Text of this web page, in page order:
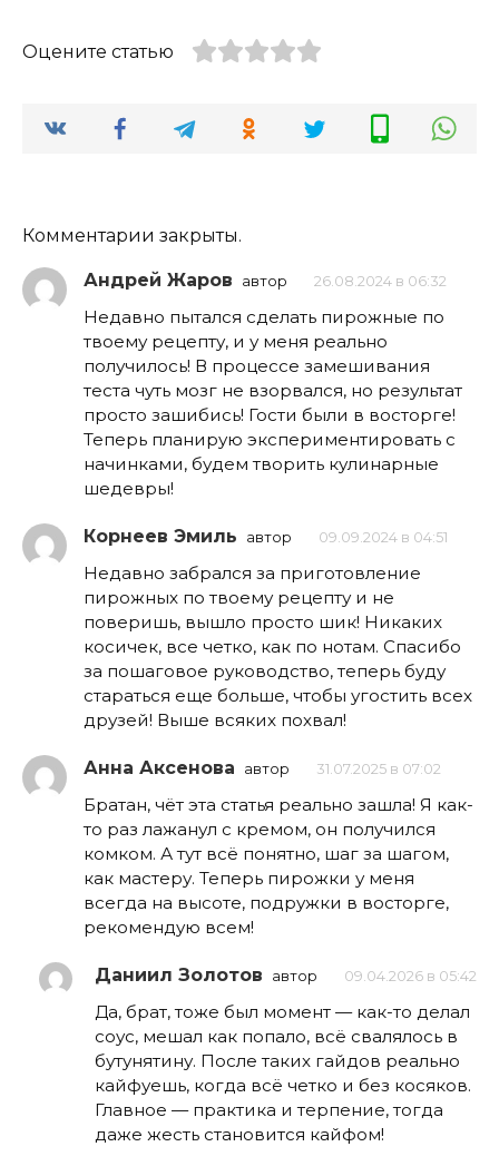
Оцените статью
Комментарии закрыты.
Андрей Жаров автор 26.08.2024 в 06:32
Недавно пытался сделать пирожные по
твоему рецепту, и у меня реально
получилось! В процессе замешивания
теста чуть мозг не взорвался, но результат
просто зашибись! Гости были в восторге!
Теперь планирую экспериментировать с
начинками, будем творить кулинарные
шедевры!
Корнеев Эмиль автор 09.09.2024 в 04:51
Недавно забрался за приготовление
пирожных по твоему рецепту и не
поверишь, вышло просто шик! Никаких
косичек, все четко, как по нотам. Спасибо
за пошаговое руководство, теперь буду
стараться еще больше, чтобы угостить всех
друзей! Выше всяких похвал!
Анна Аксенова автор 31.07.2025 в 07:02
Братан, чёт эта статья реально зашла! Я как-
то раз лажанул с кремом, он получился
комком. А тут всё понятно, шаг за шагом,
как мастеру. Теперь пирожки у меня
всегда на высоте, подружки в восторге,
рекомендую всем!
Даниил Золотов автор 09.04.2026 в 05:42
Да, брат, тоже был момент — как-то делал
соус, мешал как попало, всё свалялось в
бутунятину. После таких гайдов реально
кайфуешь, когда всё четко и без косяков.
Главное — практика и терпение, тогда
даже жесть становится кайфом!